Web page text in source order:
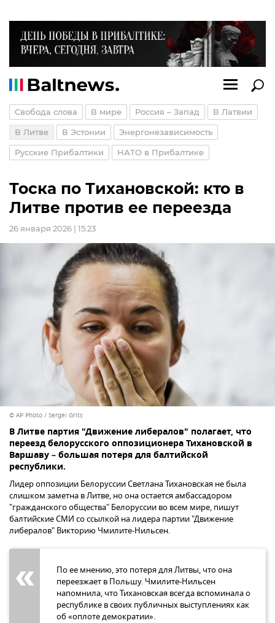
Свобода слова В мире Россия – Запад В Латвии
В Литве В Эстонии Энергонезависимость
Русские Прибалтики НАТО в Прибалтике
Тоска по Тихановской: кто в
Литве против ее переезда
26 января 2026 | 15:23
© AP Photo / Sergei Grits
В Литве партия "Движение либералов" полагает, что
переезд белорусского оппозиционера Тихановской в
Варшаву – большая потеря для балтийской
республики.
Лидер оппозиции Белоруссии Светлана Тихановская не была
слишком заметна в Литве, но она остается амбассадором
"гражданского общества" Белоруссии во всем мире, пишут
балтийские СМИ со ссылкой на лидера партии "Движение
либералов" Викторию Чмилите-Нильсен.
По ее мнению, это потеря для Литвы, что она
переезжает в Польшу. Чмилите-Нильсен
напомнила, что Тихановская всегда вспоминала о
республике в своих публичных выступлениях как
об «оплоте демократии».